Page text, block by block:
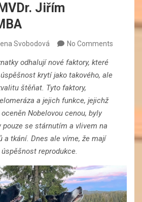
Jiřím
Svobodová No Comments
odhalují nové faktory, které
krytí jako takového, ale
štěňat. Tyto faktory,
a jejich funkce, jejichž
Nobelovou cenou, byly
pouze se stárnutím a vlivem na
a tkání. Dnes ale víme, že mají
reprodukce.